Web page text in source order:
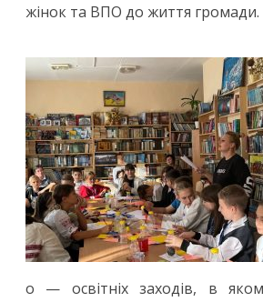
жінок та ВПО до життя громади.
о — освітніх заходів, в